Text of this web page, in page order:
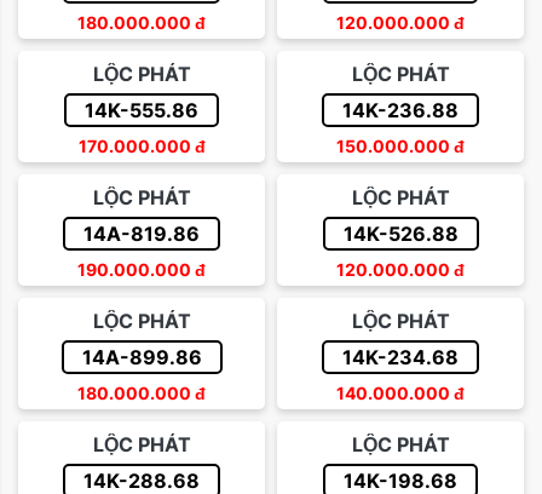
180.000.000 đ 120.000.000 đ
LỘC PHÁT
14K-555.86
170.000.000 đ
LỘC PHÁT
14K-236.88
150.000.000 đ
LỘC PHÁT
14A-819.86
190.000.000 đ
LỘC PHÁT
14K-526.88
120.000.000 đ
LỘC PHÁT
14A-899.86
180.000.000 đ
LỘC PHÁT
14K-234.68
140.000.000 đ
LỘC PHÁT
14K-288.68
LỘC PHÁT
14K-198.68